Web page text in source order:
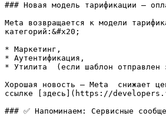
### Новая модель тарификации —
Meta возвращается к модели
категорий:&#x20;
* Маркетинг,
* Аутентификация,
* Утилита  (если шаблон
Хорошая новость — Meta  снижает
ссылке [здесь](https://
### ✅ Напоминаем: Сервисные